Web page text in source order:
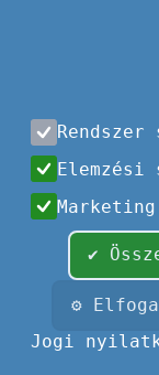
Minden
Elemzési
✔
⚙
Jogi